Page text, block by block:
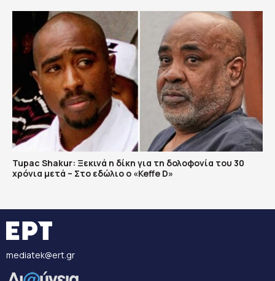
Tupac Shakur: Ξεκινά η δίκη για τη δολοφονία του 30
χρόνια μετά – Στο εδώλιο ο «Keffe D»
mediatek@ert.gr